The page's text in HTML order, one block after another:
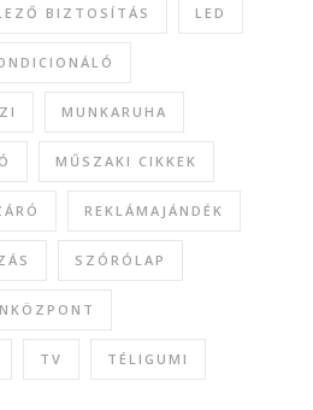
BIZTOSÍTÁS LED
MUNKARUHA
MŰSZAKI CIKKEK
REKLÁMAJÁNDÉK
SZÓRÓLAP
TV TÉLIGUMI